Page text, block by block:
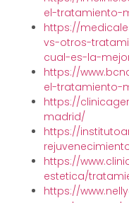
el-tratamiento-
https://
vs-otros-
cual-es-la-
https://
el-tratamiento-
https://
madrid/
https://
https://
estetica/
https://